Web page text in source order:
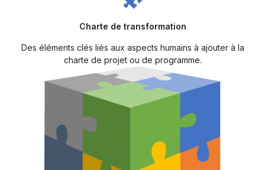
Charte de transformation
Des éléments clés liés aux aspects humains à ajouter à la
charte de projet ou de programme.